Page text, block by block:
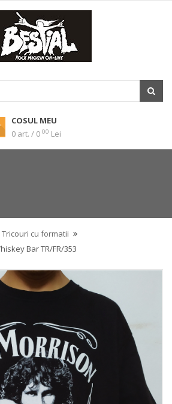
COSUL MEU
0 art. / 0 00 Lei
Tricouri cu formatii
Bar TR/FR/353